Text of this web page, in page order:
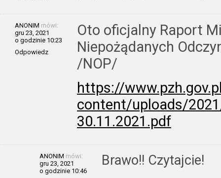
ANONIM mówi:
gru 23, 2021
o godzinie 10:23
Odpowiedz
Oto oficjalny Raport
Niepożądanych
/NOP/
https://
content/uploads/
30.11.2021.pdf
ANONIM mówi:
gru 23, 2021
o godzinie 10:46
Brawo!! Czytajcie!